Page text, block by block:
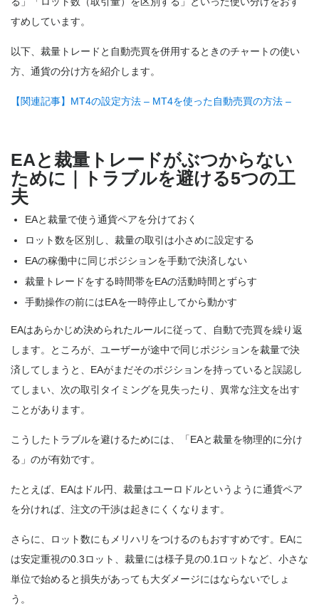
すめしています。
以下、裁量トレードと自動売買を併用するときのチャートの使い
方、通貨の分け方を紹介します。
【関連記事】MT4の設定方法 – MT4を使った自動売買の方法 –
EAと裁量トレードがぶつからない
ために｜トラブルを避ける5つの工
夫
EAと裁量で使う通貨ペアを分けておく
ロット数を区別し、裁量の取引は小さめに設定する
EAの稼働中に同じポジションを手動で決済しない
裁量トレードをする時間帯をEAの活動時間とずらす
手動操作の前にはEAを一時停止してから動かす
EAはあらかじめ決められたルールに従って、自動で売買を繰り返
します。ところが、ユーザーが途中で同じポジションを裁量で決
済してしまうと、EAがまだそのポジションを持っていると誤認し
てしまい、次の取引タイミングを見失ったり、異常な注文を出す
ことがあります。
こうしたトラブルを避けるためには、「EAと裁量を物理的に分け
る」のが有効です。
たとえば、EAはドル円、裁量はユーロドルというように通貨ペア
を分ければ、注文の干渉は起きにくくなります。
さらに、ロット数にもメリハリをつけるのもおすすめです。EAに
は安定重視の0.3ロット、裁量には様子見の0.1ロットなど、小さな
単位で始めると損失があっても大ダメージにはならないでしょ
う。